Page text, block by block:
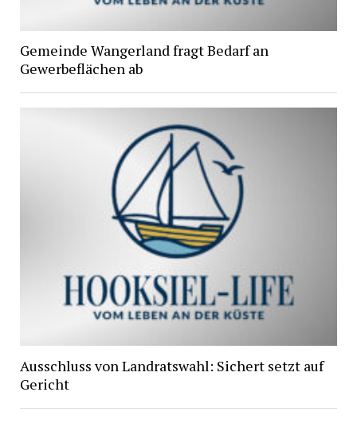
Gemeinde Wangerland fragt Bedarf an
Gewerbeflächen ab
Ausschluss von Landratswahl: Sichert setzt auf
Gericht